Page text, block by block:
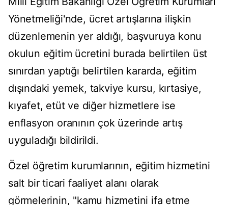
Yönetmeliği'nde, ücret artışlarına ilişkin
düzenlemenin yer aldığı, başvuruya konu
okulun eğitim ücretini burada belirtilen üst
sınırdan yaptığı belirtilen kararda, eğitim
dışındaki yemek, takviye kursu, kırtasiye,
kıyafet, etüt ve diğer hizmetlere ise
enflasyon oranının çok üzerinde artış
uyguladığı bildirildi.
Özel öğretim kurumlarının, eğitim hizmetini
salt bir ticari faaliyet alanı olarak
görmelerinin, "kamu hizmetini ifa etme